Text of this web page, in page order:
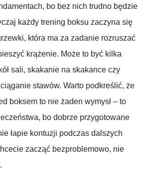
bo bez nich trudno będzie
każdy trening boksu zaczyna się
która ma za zadanie rozruszać
krążenie. Może to być kilka
sali, skakanie na skakance czy
stawów. Warto podkreślić, że
boksem to nie żaden wymysł – to
bo dobrze przygotowane
łapie kontuzji podczas dalszych
zacząć bezproblemowo, nie